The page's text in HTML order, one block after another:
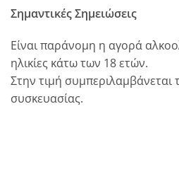
Σημαντικές Σημειώσεις
Είναι παράνομη η αγορά
ηλικίες κάτω των 18 ετών.
Στην τιμή
συσκευασίας.